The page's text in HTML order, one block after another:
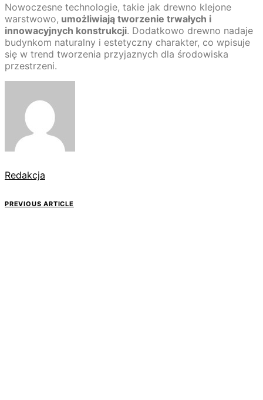
Nowoczesne technologie, takie jak drewno klejone
warstwowo, umożliwiają tworzenie trwałych i
innowacyjnych konstrukcji. Dodatkowo drewno nadaje
budynkom naturalny i estetyczny charakter, co wpisuje
się w trend tworzenia przyjaznych dla środowiska
przestrzeni.
Redakcja
PREVIOUS ARTICLE